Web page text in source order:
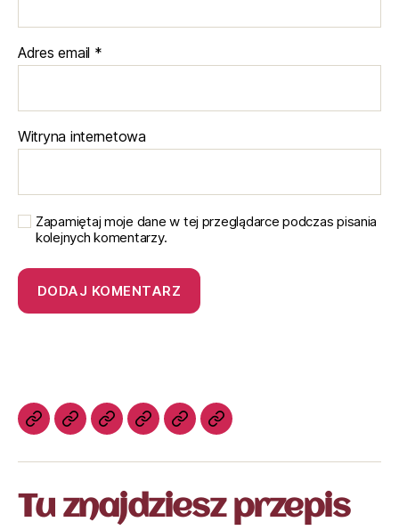
Adres email *
Witryna internetowa
Zapamiętaj moje dane w tej przeglądarce podczas pisania
kolejnych komentarzy.
Tu znajdziesz przepis